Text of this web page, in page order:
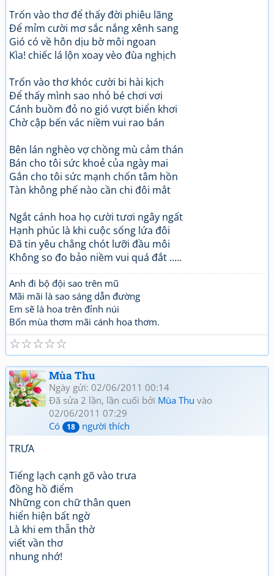
Trốn vào thơ để thấy đời phiêu lãng
Để mỉm cười mơ sắc nắng xênh sang
Gió có về hôn dịu bờ môi ngoan
Kìa! chiếc lá lộn xoay vèo đùa nghịch
Trốn vào thơ khóc cười bi hài kịch
Để thấy mình sao nhỏ bé chơi vơi
Cánh buồm đỏ no gió vượt biển khơi
Chờ cập bến vác niềm vui rao bán
Bên lán nghèo vợ chồng mù cảm thán
Bán cho tôi sức khoẻ của ngày mai
Gắn cho tôi sức mạnh chốn tâm hồn
Tàn không phế nào cần chi đôi mắt
Ngắt cánh hoa họ cười tươi ngây ngất
Hạnh phúc là khi cuộc sống lứa đôi
Đã tin yêu chẳng chót lưỡi đầu môi
Không so đo bảo niềm vui quá đắt .....
Anh đi bộ đội sao trên mũ
Mãi mãi là sao sáng dẫn đường
Em sẽ là hoa trên đỉnh núi
Bốn mùa thơm mãi cánh hoa thơm.
☆
☆
☆
☆
☆
Mùa Thu
Ngày gửi: 02/06/2011 00:14
Đã sửa 2 lần, lần cuối bởi Mùa Thu vào
02/06/2011 07:29
Có
18 người thích
TRƯA
Tiếng lạch cạnh gõ vào trưa
đồng hồ điểm
Những con chữ thân quen
hiển hiện bất ngờ
Là khi em thẫn thờ
viết vần thơ
nhung nhớ!